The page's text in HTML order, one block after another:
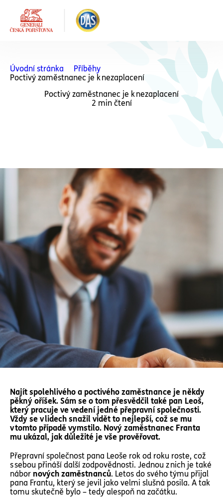
Úvodní stránka
Příběhy
Poctivý zaměstnanec je k nezaplacení
Poctivý zaměstnanec je k nezaplacení
2 min čtení
Najít spolehlivého a poctivého zaměstnance je někdy
pěkný oříšek. Sám se o tom přesvědčil také pan Leoš,
který pracuje ve vedení jedné přepravní společnosti.
Vždy se v lidech snažil vidět to nejlepší, což se mu
v tomto případě vymstilo. Nový zaměstnanec Franta
mu ukázal, jak důležité je vše prověřovat.
Přepravní společnost pana Leoše rok od roku roste, což
s sebou přináší další zodpovědnosti. Jednou z nich je také
nábor nových zaměstnanců. Letos do svého týmu přijal
pana Frantu, který se jevil jako velmi slušná posila. A tak
tomu skutečně bylo – tedy alespoň na začátku.